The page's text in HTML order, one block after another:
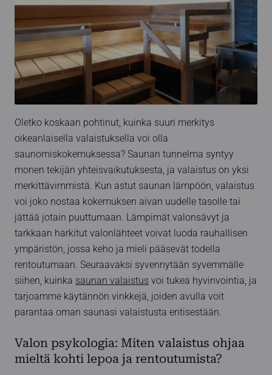
Oletko koskaan pohtinut, kuinka suuri merkitys
oikeanlaisella valaistuksella voi olla
saunomiskokemuksessa? Saunan tunnelma syntyy
monen tekijän yhteisvaikutuksesta, ja valaistus on yksi
merkittävimmistä. Kun astut saunan lämpöön, valaistus
voi joko nostaa kokemuksen aivan uudelle tasolle tai
jättää jotain puuttumaan. Lämpimät valonsävyt ja
tarkkaan harkitut valonlähteet voivat luoda rauhallisen
ympäristön, jossa keho ja mieli pääsevät todella
rentoutumaan. Seuraavaksi syvennytään syvemmälle
siihen, kuinka saunan valaistus voi tukea hyvinvointia, ja
tarjoamme käytännön vinkkejä, joiden avulla voit
parantaa oman saunasi valaistusta entisestään.
Valon psykologia: Miten valaistus ohjaa
mieltä kohti lepoa ja rentoutumista?